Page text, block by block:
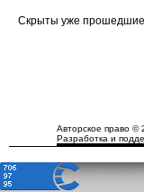
Скрыты уже прошедшие
Авторское право ©
Разработка и